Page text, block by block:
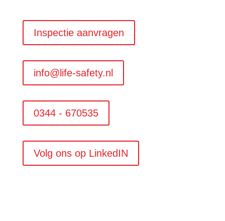
Inspectie aanvragen
info@life-safety.nl
0344 - 670535
Volg ons op LinkedIN